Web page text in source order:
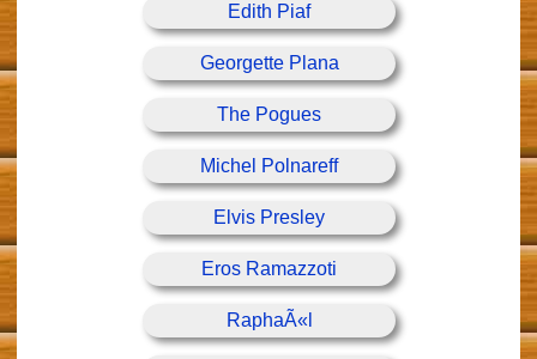
Edith Piaf
Georgette Plana
The Pogues
Michel Polnareff
Elvis Presley
Eros Ramazzoti
RaphaÃ«l